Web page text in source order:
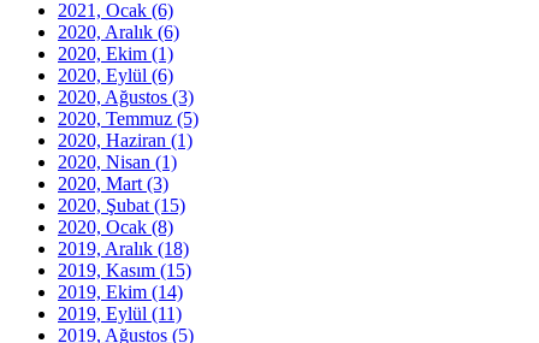
2021, Ocak (6)
2020, Aralık (6)
2020, Ekim (1)
2020, Eylül (6)
2020, Ağustos (3)
2020, Temmuz (5)
2020, Haziran (1)
2020, Nisan (1)
2020, Mart (3)
2020, Şubat (15)
2020, Ocak (8)
2019, Aralık (18)
2019, Kasım (15)
2019, Ekim (14)
2019, Eylül (11)
2019, Ağustos (5)